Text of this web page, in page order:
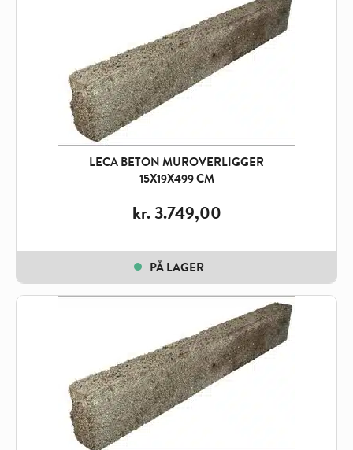
LECA BETON MUROVERLIGGER
15X19X499 CM
kr.3.749,00
PÅ LAGER